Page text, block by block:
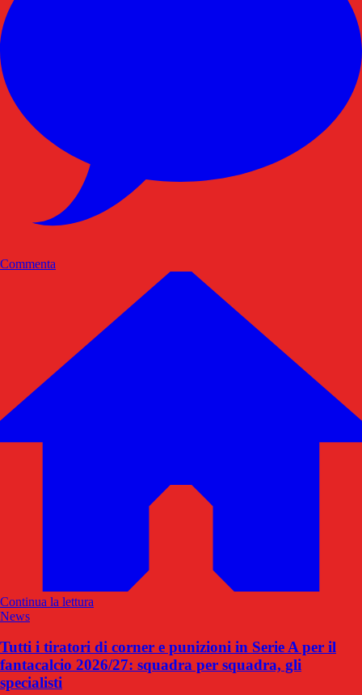
Commenta
Continua la lettura
News
Tutti i tiratori di corner e punizioni in Serie A per il
fantacalcio 2026/27: squadra per squadra, gli
specialisti